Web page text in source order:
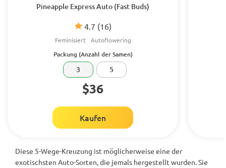
Pineapple Express Auto (Fast Buds)
4.7 (16)
Feminisiert Autoflowering
Packung (Anzahl der Samen)
3 5
$36
Kaufen
Diese 5-Wege-Kreuzung ist möglicherweise eine der
exotischsten Auto-Sorten, die jemals hergestellt wurden. Sie